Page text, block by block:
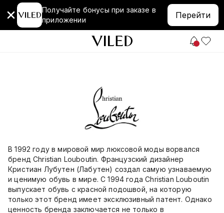
Получайте бонусы при заказе в
приложении
Перейти
В 1992 году в мировой мир люксовой моды ворвался
бренд Christian Louboutin. Французский дизайнер
Кристиан Лубутен (Лабутен) создал самую узнаваемую
и ценимую обувь в мире. С 1994 года Christian Louboutin
выпускает обувь с красной подошвой, на которую
только этот бренд имеет эксклюзивный патент. Однако
ценность бренда заключается не только в